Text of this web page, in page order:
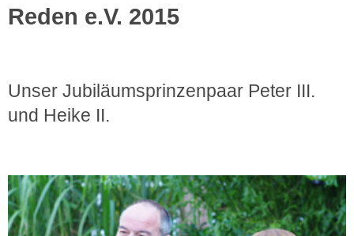
Reden e.V. 2015
Unser Jubiläumsprinzenpaar Peter III.
und Heike II.